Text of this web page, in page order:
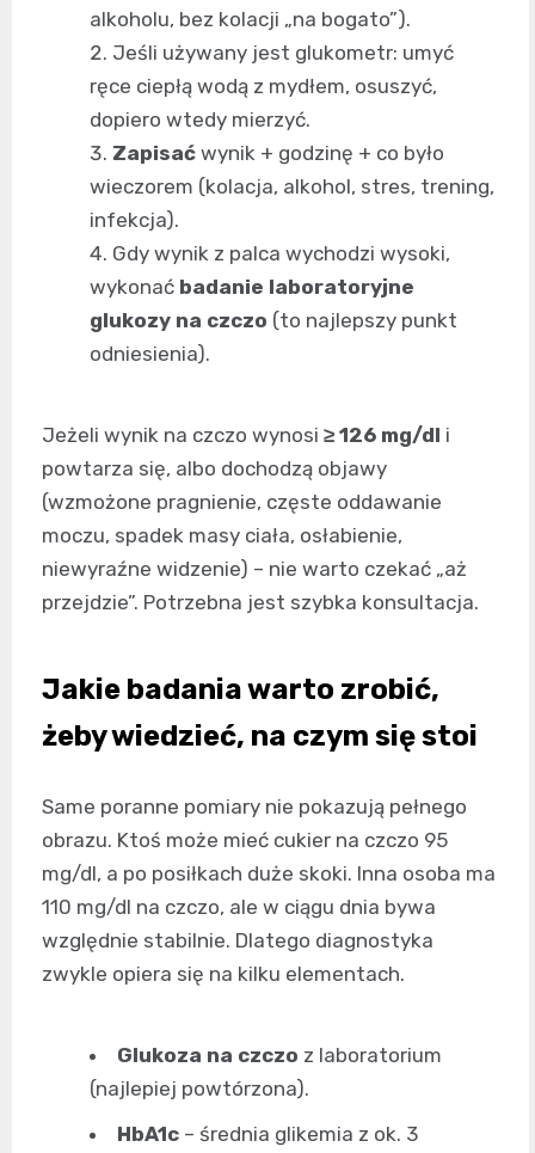
alkoholu, bez kolacji „na bogato”).
Jeśli używany jest glukometr: umyć
ręce ciepłą wodą z mydłem, osuszyć,
dopiero wtedy mierzyć.
Zapisać wynik + godzinę + co było
wieczorem (kolacja, alkohol, stres, trening,
infekcja).
Gdy wynik z palca wychodzi wysoki,
wykonać badanie laboratoryjne
glukozy na czczo (to najlepszy punkt
odniesienia).
Jeżeli wynik na czczo wynosi ≥ 126 mg/dl i
powtarza się, albo dochodzą objawy
(wzmożone pragnienie, częste oddawanie
moczu, spadek masy ciała, osłabienie,
niewyraźne widzenie) – nie warto czekać „aż
przejdzie”. Potrzebna jest szybka konsultacja.
Jakie badania warto zrobić,
żeby wiedzieć, na czym się stoi
Same poranne pomiary nie pokazują pełnego
obrazu. Ktoś może mieć cukier na czczo 95
mg/dl, a po posiłkach duże skoki. Inna osoba ma
110 mg/dl na czczo, ale w ciągu dnia bywa
względnie stabilnie. Dlatego diagnostyka
zwykle opiera się na kilku elementach.
Glukoza na czczo z laboratorium
(najlepiej powtórzona).
HbA1c – średnia glikemia z ok. 3